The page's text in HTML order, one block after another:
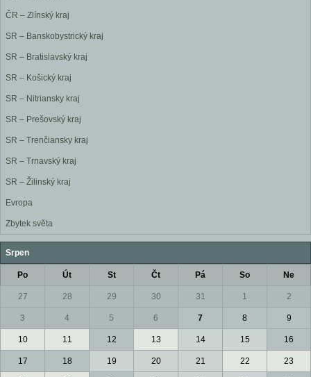
ČR – Zlínský kraj
SR – Banskobystrický kraj
SR – Bratislavský kraj
SR – Košický kraj
SR – Nitriansky kraj
SR – Prešovský kraj
SR – Trenčiansky kraj
SR – Trnavský kraj
SR – Žilinský kraj
Evropa
Zbytek světa
Srpen
Po Út St Čt Pá So Ne
27 28 29 30 31 1 2
3 4 5 6 7 8 9
10 11 12 13 14 15 16
17 18 19 20 21 22 23